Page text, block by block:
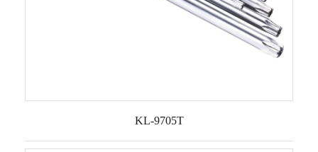
KL-9705T